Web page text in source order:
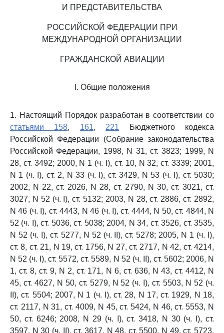
И ПРЕДСТАВИТЕЛЬСТВА
РОССИЙСКОЙ ФЕДЕРАЦИИ ПРИ
МЕЖДУНАРОДНОЙ ОРГАНИЗАЦИИ
ГРАЖДАНСКОЙ АВИАЦИИ
I. Общие положения
1. Настоящий Порядок разработан в соответствии со
статьями 158, 161, 221 Бюджетного кодекса
Российской Федерации (Собрание законодательства
Российской Федерации, 1998, N 31, ст. 3823; 1999, N
28, ст. 3492; 2000, N 1 (ч. I), ст. 10, N 32, ст. 3339; 2001,
N 1 (ч. I), ст. 2, N 33 (ч. I), ст. 3429, N 53 (ч. I), ст. 5030;
2002, N 22, ст. 2026, N 28, ст. 2790, N 30, ст. 3021, ст.
3027, N 52 (ч. I), ст. 5132; 2003, N 28, ст. 2886, ст. 2892,
N 46 (ч. I), ст. 4443, N 46 (ч. I), ст. 4444, N 50, ст. 4844, N
52 (ч. I), ст. 5036, ст. 5038; 2004, N 34, ст. 3526, ст. 3535,
N 52 (ч. I), ст. 5277, N 52 (ч. II), ст. 5278; 2005, N 1 (ч. I),
ст. 8, ст. 21, N 19, ст. 1756, N 27, ст. 2717, N 42, ст. 4214,
N 52 (ч. I), ст. 5572, ст. 5589, N 52 (ч. II), ст. 5602; 2006, N
1, ст. 8, ст. 9, N 2, ст. 171, N 6, ст. 636, N 43, ст. 4412, N
45, ст. 4627, N 50, ст. 5279, N 52 (ч. I), ст. 5503, N 52 (ч.
II), ст. 5504; 2007, N 1 (ч. I), ст. 28, N 17, ст. 1929, N 18,
ст. 2117, N 31, ст. 4009, N 45, ст. 5424, N 46, ст. 5553, N
50, ст. 6246; 2008, N 29 (ч. I), ст. 3418, N 30 (ч. I), ст.
3597, N 30 (ч. II), ст. 3617, N 48, ст. 5500, N 49, ст. 5723,